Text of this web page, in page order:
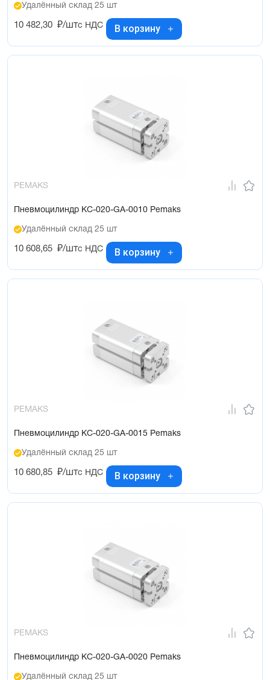
Удалённый склад 25 шт
10 482,30 ₽/штс НДС В корзину
PEMAKS
Пневмоцилиндр KC-020-GA-0010 Pemaks
Удалённый склад 25 шт
10 608,65 ₽/штс НДС В корзину
PEMAKS
Пневмоцилиндр KC-020-GA-0015 Pemaks
Удалённый склад 25 шт
10 680,85 ₽/штс НДС В корзину
PEMAKS
Пневмоцилиндр KC-020-GA-0020 Pemaks
Удалённый склад 25 шт